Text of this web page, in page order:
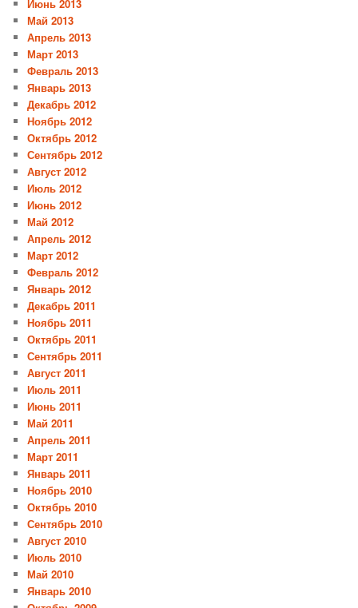
Июнь 2013
Май 2013
Апрель 2013
Март 2013
Февраль 2013
Январь 2013
Декабрь 2012
Ноябрь 2012
Октябрь 2012
Сентябрь 2012
Август 2012
Июль 2012
Июнь 2012
Май 2012
Апрель 2012
Март 2012
Февраль 2012
Январь 2012
Декабрь 2011
Ноябрь 2011
Октябрь 2011
Сентябрь 2011
Август 2011
Июль 2011
Июнь 2011
Май 2011
Апрель 2011
Март 2011
Январь 2011
Ноябрь 2010
Октябрь 2010
Сентябрь 2010
Август 2010
Июль 2010
Май 2010
Январь 2010